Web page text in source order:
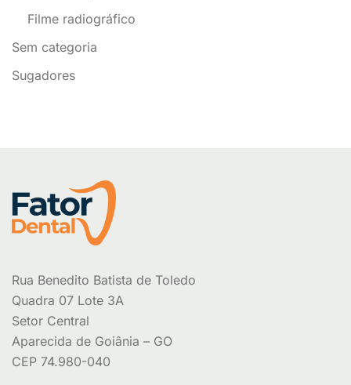
Filme radiográfico
Sem categoria
Sugadores
Rua Benedito Batista de Toledo
Quadra 07 Lote 3A
Setor Central
Aparecida de Goiânia – GO
CEP 74.980-040